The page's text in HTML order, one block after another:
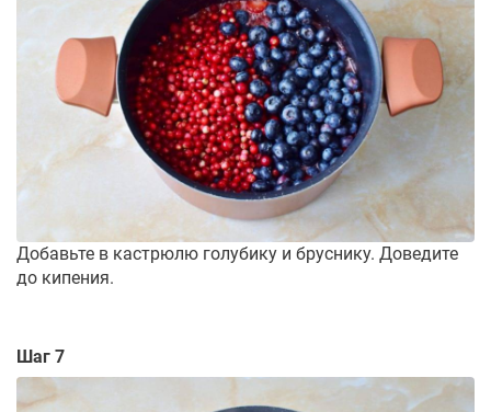
Добавьте в кастрюлю голубику и бруснику. Доведите
до кипения.
Шаг 7